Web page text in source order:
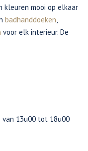
kleuren mooi op elkaar
badhanddoeken,
voor elk interieur. De
13u00 tot 18u00